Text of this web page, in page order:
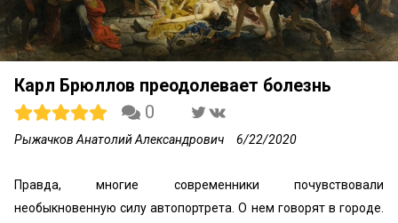
Карл Брюллов преодолевает болезнь
0
Рыжачков Анатолий Александрович 6/22/2020
Правда, многие современники почувствовали
необыкновенную силу автопортрета. О нем говорят в городе.